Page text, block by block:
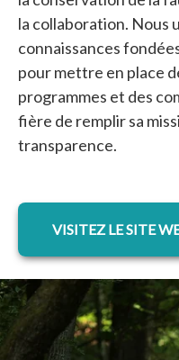
la collaboration. Nous
connaissances
pour mettre en place
programmes et des
fière de remplir sa
transparence.
VISITEZ LE SITE
s’ouvre